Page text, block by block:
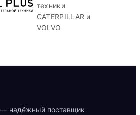
техники
CATERPILLAR и
VOLVO
— надёжный поставщик